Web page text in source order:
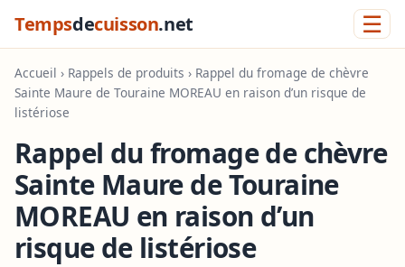
Tempsdecuisson.net ☰
Accueil › Rappels de produits › Rappel du fromage de chèvre
Sainte Maure de Touraine MOREAU en raison d’un risque de
listériose
Rappel du fromage de chèvre
Sainte Maure de Touraine
MOREAU en raison d’un
risque de listériose